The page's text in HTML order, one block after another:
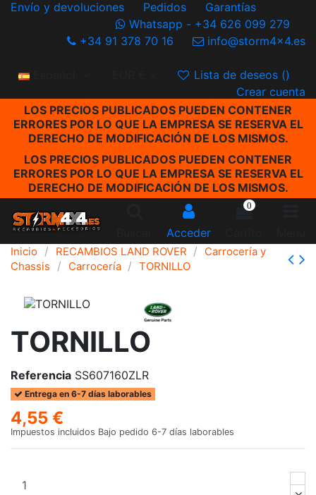
Envío y devoluciones Pedidos
Garantías
Whatsapp - +34 626 099 279
+34 91 378 70 16
info@storm4x4.es
Español Lista de deseos ()
Crear cuenta
LOS PRECIOS PUBLICADOS PUEDEN CONTENER
ERRORES POR LO QUE LA EMPRESA SE RESERVA EL
DERECHO DE MODIFICACIÓN DE LOS MISMOS.
LOS PRECIOS PUBLICADOS PUEDEN CONTENER
ERRORES POR LO QUE LA EMPRESA SE RESERVA EL
DERECHO DE MODIFICACIÓN DE LOS MISMOS.
Acceder
0
Inicio RECAMBIOS LAND ROVER
Carrocería y
Chassis
Carrocería TORNILLO
TORNILLO
Referencia SS607160ZLR
Entrega en 6-7 días laborables
4,55 €
Impuestos incluidos Bajo pedido 6-7 días laborables